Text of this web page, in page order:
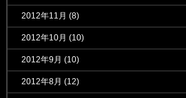
2012年11月 (8)
2012年10月 (10)
2012年9月 (10)
2012年8月 (12)